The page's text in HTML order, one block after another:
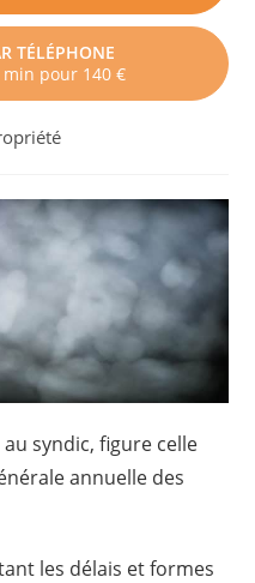
TÉLÉPHONE
pour 140 €
syndic, figure celle
annuelle des
les délais et formes